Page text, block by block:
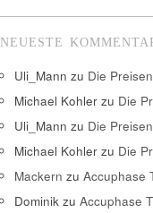
NEUESTE
Uli_Mann zu Die
Michael Kohler zu Die
Uli_Mann zu Die
Michael Kohler zu Die
Mackern zu Accuphase
Dominik zu Accuphase